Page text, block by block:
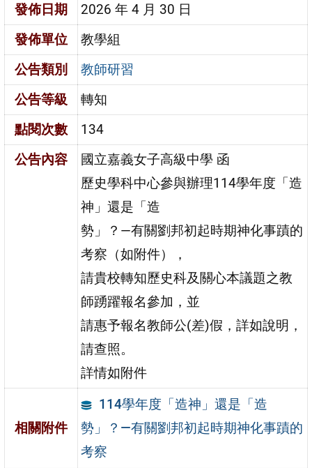
發佈日期
2026 年 4 月 30 日
發佈單位
教學組
公告類別
教師研習
公告等級
轉知
點閱次數
134
公告內容
國立嘉義女子高級中學 函
歷史學科中心參與辦理114學年度「造
神」還是「造
勢」？—有關劉邦初起時期神化事蹟的
考察（如附件），
請貴校轉知歷史科及關心本議題之教
師踴躍報名參加，並
請惠予報名教師公(差)假，詳如說明，
請查照。
詳情如附件
相關附件
114學年度「造神」還是「造
勢」？—有關劉邦初起時期神化事蹟的
考察